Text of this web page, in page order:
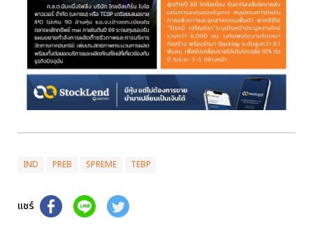
IND PREB SPREME TEBP
แชร์